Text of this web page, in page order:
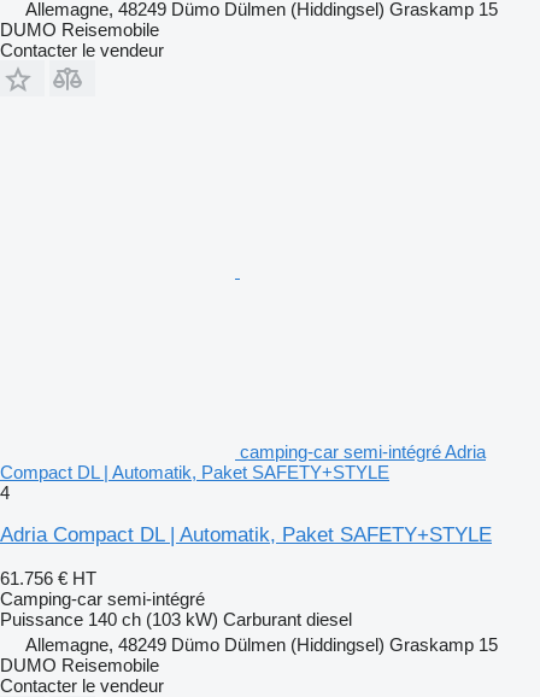
Allemagne, 48249 Dümo Dülmen (Hiddingsel) Graskamp 15
DUMO Reisemobile
Contacter le vendeur
camping-car semi-intégré Adria
Compact DL | Automatik, Paket SAFETY+STYLE
4
Adria Compact DL | Automatik, Paket SAFETY+STYLE
61.756 € HT
Camping-car semi-intégré
Puissance 140 ch (103 kW) Carburant diesel
Allemagne, 48249 Dümo Dülmen (Hiddingsel) Graskamp 15
DUMO Reisemobile
Contacter le vendeur